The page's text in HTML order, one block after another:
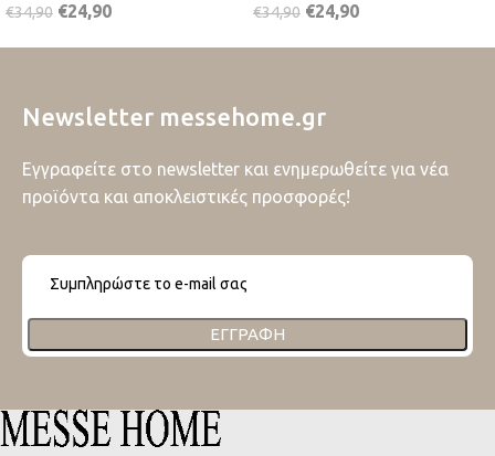
€34,90 €24,90 €34,90 €24,90
Newsletter messehome.gr
Εγγραφείτε στο newsletter και ενημερωθείτε για νέα
προϊόντα και αποκλειστικές προσφορές!
ΕΓΓΡΑΦΉ